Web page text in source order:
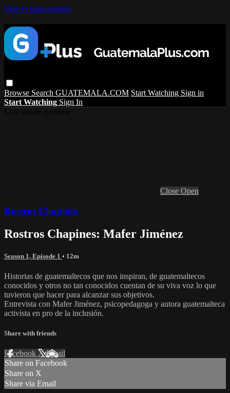
Skip to main content
Browse Search GUATEMALA.COM Start Watching Sign in
Start Watching Sign In
Close Open
Rostros Chapines
Rostros Chapines: Mafer Jiménez
Season 1, Episode 1 • 12m
Historias de guatemaltecos que nos inspiran, de guatemaltecos
conocidos y otros no tan conocidos cuentan de su viva voz lo que
tuvieron que hacer para alcanzar sus objetivos.
Entrevista con Mafer Jiménez, psicopedagoga y autora guatemalteca
activista en pro de la inclusión.
Share with friends
Facebook XEmail
Share on Facebook
Share on X
Share via Email